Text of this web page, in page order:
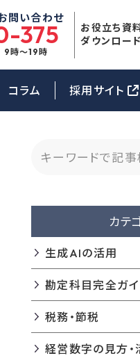
問い合わせ
375
9時〜19時
お役立ち資
ダウンロード
コラム 採用サイト
カテ
生成AIの活用
勘定科目完全ガイ
税務・節税
経営数字の見方・